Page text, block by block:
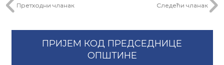
Претходни чланак Следећи чланак
ПРИЈЕМ КОД ПРЕДСЕДНИЦЕ
ОПШТИНЕ